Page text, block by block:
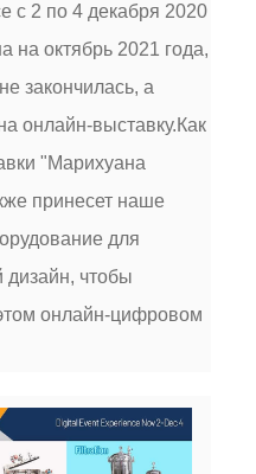
с 2 по 4 декабря 2020
на октябрь 2021 года,
закончилась, а
онлайн-выставку.Как
"Марихуана
принесет наше
для
чтобы
онлайн-цифровом